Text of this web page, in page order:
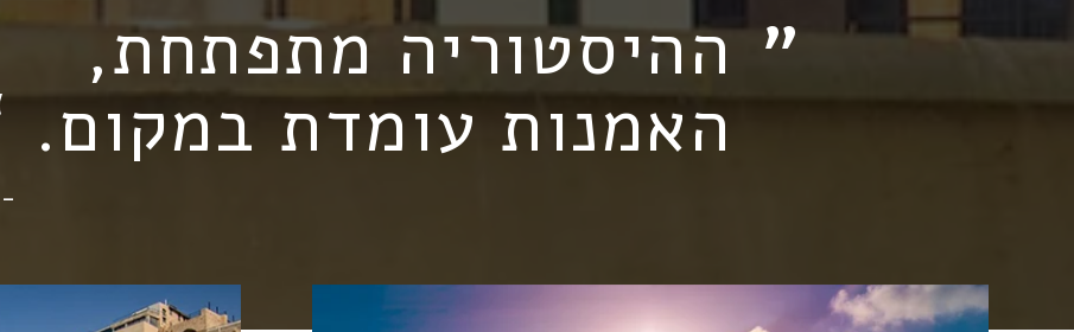
ההיסטוריה מתפתחת,
האמנות עומדת במקום.